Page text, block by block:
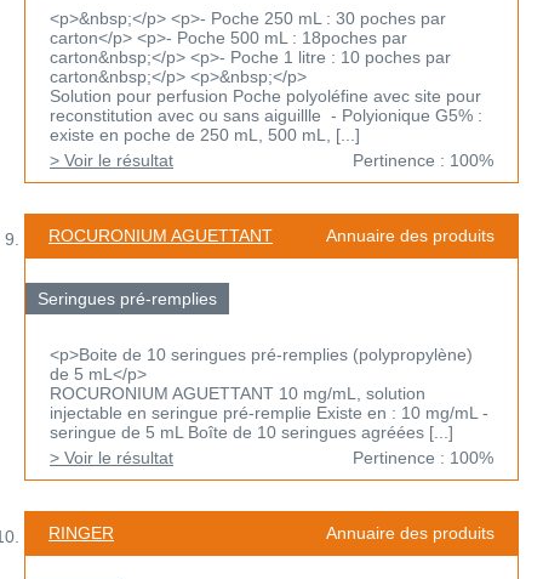
<p>&nbsp;</p> <p>- Poche 250 mL : 30 poches par
carton</p> <p>- Poche 500 mL : 18poches par
carton&nbsp;</p> <p>- Poche 1 litre : 10 poches par
carton&nbsp;</p> <p>&nbsp;</p>
Solution pour perfusion Poche polyoléfine avec site pour
reconstitution avec ou sans aiguillle - Polyionique G5% :
existe en poche de 250 mL, 500 mL, [...]
> Voir le résultat
Pertinence : 100%
ROCURONIUM AGUETTANT Annuaire des produits
Seringues pré-remplies
<p>Boite de 10 seringues pré-remplies (polypropylène)
de 5 mL</p>
ROCURONIUM AGUETTANT 10 mg/mL, solution
injectable en seringue pré-remplie Existe en : 10 mg/mL -
seringue de 5 mL Boîte de 10 seringues agréées [...]
> Voir le résultat
Pertinence : 100%
RINGER Annuaire des produits